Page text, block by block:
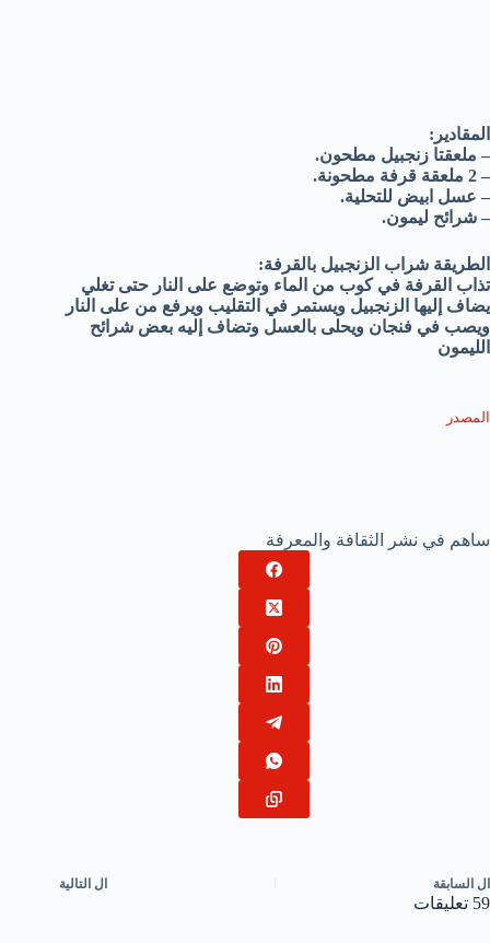
المقادير:
– ملعقتا زنجبيل مطحون.
– 2 ملعقة قرفة مطحونة.
– عسل ابيض للتحلية.
– شرائح ليمون.
الطريقة شراب الزنجبيل بالقرفة:
تذاب القرفة في كوب من الماء وتوضع على النار حتى تغلي
يضاف إليها الزنجبيل ويستمر في التقليب ويرفع من على النار
ويصب في فنجان ويحلى بالعسل وتضاف إليه بعض شرائح
الليمون
المصدر
ساهم في نشر الثقافة والمعرفة
ال السابقة ال التالية
59 تعليقات